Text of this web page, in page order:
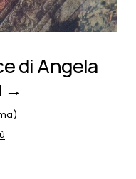
di Angela